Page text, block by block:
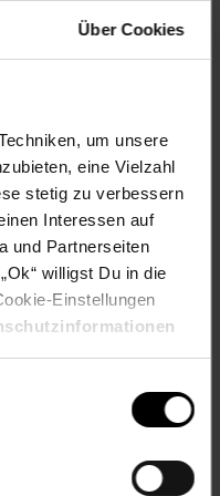
Über Cookies
um unsere
eine Vielzahl
stetig zu verbessern
Interessen auf
und Partnerseiten
willigst Du in die
Einstellungen
Bad-Zubehör
Weinwelt